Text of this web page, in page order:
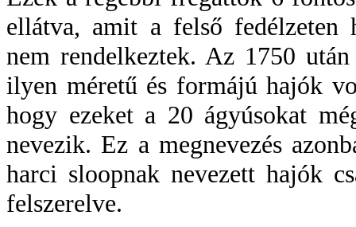
ellátva, amit a felső fedélzeten
nem rendelkeztek. Az 1750
ilyen méretű és formájú hajók
hogy ezeket a 20 ágyúsokat
nevezik. Ez a megnevezés
harci sloopnak nevezett hajók
felszerelve.